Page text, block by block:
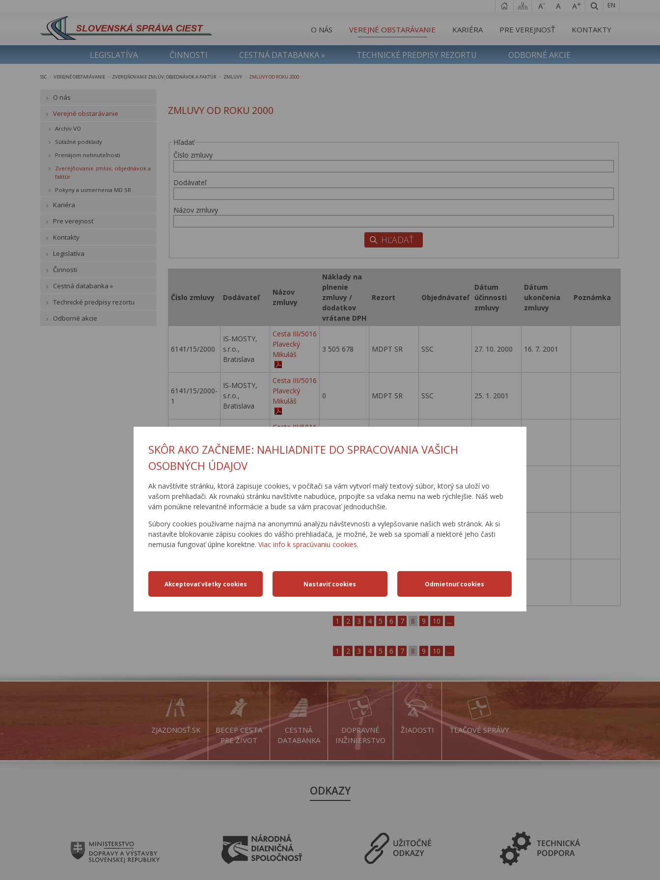
SKÔR AKO ZAČNEME: NAHLIADNITE DO SPRACOVANIA VAŠICH
OSOBNÝCH ÚDAJOV
Ak navštívite stránku, ktorá zapisuje cookies, v počítači sa vám vytvorí malý textový súbor, ktorý sa uloží vo
vašom prehliadači. Ak rovnakú stránku navštívite nabudúce, pripojíte sa vďaka nemu na web rýchlejšie. Náš web
vám ponúkne relevantné informácie a bude sa vám pracovať jednoduchšie.
Súbory cookies používame najmä na anonymnú analýzu návštevnosti a vylepšovanie našich web stránok. Ak si
nastavíte blokovanie zápisu cookies do vášho prehliadača, je možné, že web sa spomalí a niektoré jeho časti
nemusia fungovať úplne korektne. Viac info k spracúvaniu cookies.
EN
O NÁS VEREJNÉ OBSTARÁVANIE KARIÉRA PRE VEREJNOSŤ KONTAKTY
LEGISLATÍVA ČINNOSTI CESTNÁ DATABANKA » TECHNICKÉ PREDPISY REZORTU ODBORNÉ AKCIE
SSC VEREJNÉ OBSTARÁVANIE ZVEREJŇOVANIE ZMLÚV, OBJEDNÁVOK A FAKTÚR ZMLUVY ZMLUVY OD ROKU 2000
ZMLUVY OD ROKU 2000
Hľadať
Číslo zmluvy
Dodávateľ
Názov zmluvy
Číslo zmluvy Dodávateľ
Názov
zmluvy
Náklady na
plnenie
zmluvy /
dodatkov
vrátane DPH
Rezort Objednávateľ
Dátum
účinnosti
zmluvy
Dátum
ukončenia
zmluvy
Poznámka
6141/15/2000
IS-MOSTY,
s.r.o.,
Bratislava
Cesta III/5016
Plavecký
Mikuláš
3 505 678 MDPT SR SSC 27. 10. 2000 16. 7. 2001
6141/15/2000-
1
IS-MOSTY,
s.r.o.,
Bratislava
Cesta III/5016
Plavecký
Mikuláš
0 MDPT SR SSC 25. 1. 2001
2
Bratislava
Cesta III/5016
Mikuláš
6141/15/2000-
3
s.r.o.,
Bratislava
Plavecký
Mikuláš
1 569 356 MDPT SR SSC 23. 5. 2001
6141/15/2000-
4
IS-MOSTY,
s.r.o.,
Bratislava
Cesta III/5016
Plavecký
Mikuláš
0 MDPT SR SSC 31. 5. 2001
5
IS-MOSTY,
s.r.o.,
0 SSC 8. 8. 2001
1 2 3 4 5 6 7 8 9 10 ...
1 2 3 4 5 6 7 8 9 10 ...
O nás
Verejné obstarávanie
Archív VO
Súťažné podklady
Prenájom nehnuteľností
Zverejňovanie zmlúv, objednávok a
faktúr
Pokyny a usmernenia MD SR
Kariéra
Pre verejnosť
Kontakty
Legislatíva
Činnosti
Cestná databanka »
Technické predpisy rezortu
Odborné akcie
ZJAZDNOSŤ.SK
BECEP CESTA
PRE ŽIVOT
CESTNÁ
DATABANKA
DOPRAVNÉ
INŽINIERSTVO
ŽIADOSTI TLAČOVÉ SPRÁVY
ODKAZY